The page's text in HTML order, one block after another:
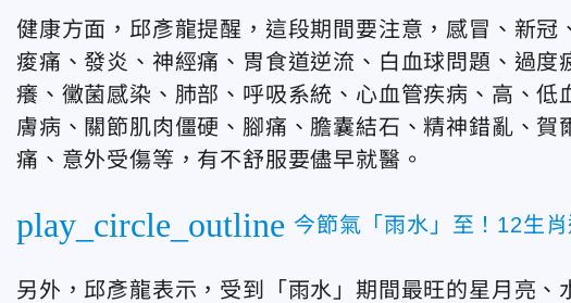
健康方面，邱彥龍提醒，這段期間要注意，感冒、新
痠痛、發炎、神經痛、胃食道逆流、白血球問題、過
癢、黴菌感染、肺部、呼吸系統、心血管疾病、高、
膚病、關節肌肉僵硬、腳痛、膽囊結石、精神錯亂、
痛、意外受傷等，有不舒服要儘早就醫。
play_circle_outline 今節氣「雨水」至！12生
另外，邱彥龍表示，受到「雨水」期間最旺的星月亮